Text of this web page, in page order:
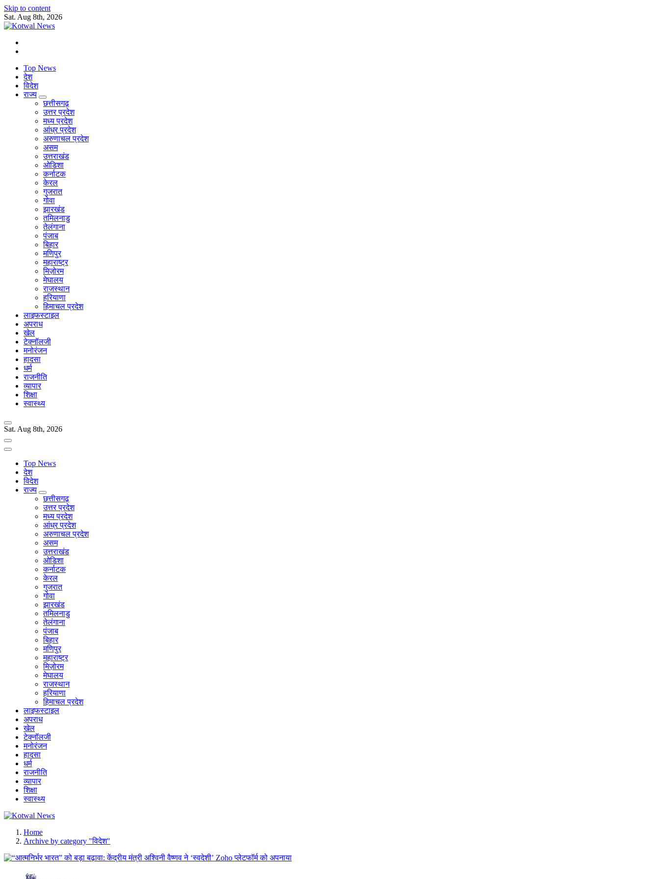
Skip to content
Sat. Aug 8th, 2026
सच का प्रहरी
Top News
देश
विदेश
राज्य
छत्तीसगढ़
उत्तर प्रदेश
मध्य प्रदेश
आंध्र प्रदेश
अरुणाचल प्रदेश
असम
उत्तराखंड
ओडिशा
कर्नाटक
केरल
गुजरात
गोवा
झारखंड
तमिलनाडु
तेलंगाना
पंजाब
बिहार
मणिपुर
महाराष्ट्र
मिज़ोरम
मेघालय
राजस्थान
हरियाणा
हिमाचल प्रदेश
लाइफस्टाइल
अपराध
खेल
टेक्नॉलजी
मनोरंजन
हादसा
धर्म
राजनीति
व्यापार
शिक्षा
स्वास्थ्य
Sat. Aug 8th, 2026
Top News
देश
विदेश
राज्य
छत्तीसगढ़
उत्तर प्रदेश
मध्य प्रदेश
आंध्र प्रदेश
अरुणाचल प्रदेश
असम
उत्तराखंड
ओडिशा
कर्नाटक
केरल
गुजरात
गोवा
झारखंड
तमिलनाडु
तेलंगाना
पंजाब
बिहार
मणिपुर
महाराष्ट्र
मिज़ोरम
मेघालय
राजस्थान
हरियाणा
हिमाचल प्रदेश
लाइफस्टाइल
अपराध
खेल
टेक्नॉलजी
मनोरंजन
हादसा
धर्म
राजनीति
व्यापार
शिक्षा
स्वास्थ्य
सच का प्रहरी
Home
Archive by category "विदेश"